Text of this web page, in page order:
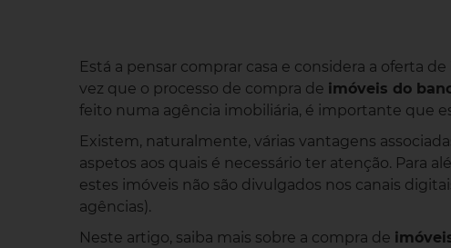
Está a pensar comprar casa e considera a oferta de
vez que o processo de compra de imóveis do
feito numa agência imobiliária, é importante que
Existem, naturalmente, várias vantagens
aspetos aos quais é necessário ter atenção. Para
estes imóveis não são divulgados nos canais
agências).
Neste artigo, saiba mais sobre a compra de